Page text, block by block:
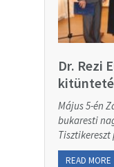
Dr. Rezi
Május 5-én
bukaresti
READ MORE